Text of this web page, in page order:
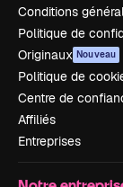
Conditions
Politique de
Originaux Nouveau
Politique de
Centre de
Affiliés
Entreprises